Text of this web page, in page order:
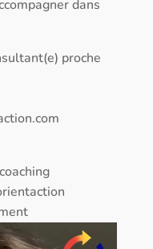
dans
proche